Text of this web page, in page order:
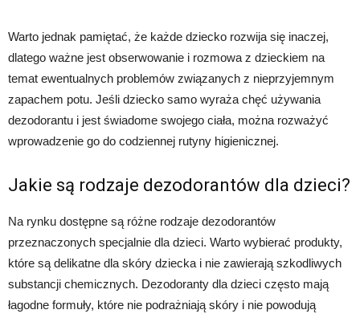
Warto jednak pamiętać, że każde dziecko rozwija się inaczej,
dlatego ważne jest obserwowanie i rozmowa z dzieckiem na
temat ewentualnych problemów związanych z nieprzyjemnym
zapachem potu. Jeśli dziecko samo wyraża chęć używania
dezodorantu i jest świadome swojego ciała, można rozważyć
wprowadzenie go do codziennej rutyny higienicznej.
Jakie są rodzaje dezodorantów dla dzieci?
Na rynku dostępne są różne rodzaje dezodorantów
przeznaczonych specjalnie dla dzieci. Warto wybierać produkty,
które są delikatne dla skóry dziecka i nie zawierają szkodliwych
substancji chemicznych. Dezodoranty dla dzieci często mają
łagodne formuły, które nie podrażniają skóry i nie powodują